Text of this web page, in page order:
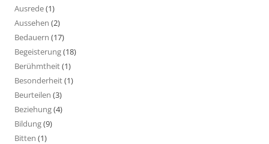
Ausrede(1)
Aussehen (2)
Bedauern (17)
Begeisterung(18)
Berühmtheit(1)
Besonderheit(1)
Beurteilen (3)
Beziehung(4)
Bildung(9)
Bitten (1)